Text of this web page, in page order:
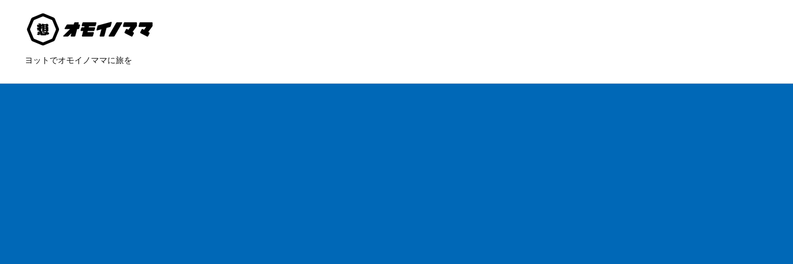
ヨットでオモイノママに旅を